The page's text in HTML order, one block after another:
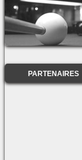
PARTENAIRES